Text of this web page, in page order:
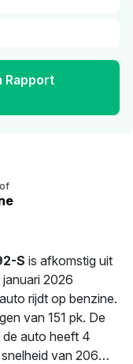
Rapport
S is afkomstig uit
2026
rijdt op benzine.
van 151 pk. De
de auto heeft 4
van 206